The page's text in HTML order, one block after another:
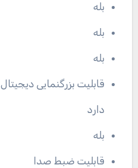
بله
بله
بله
قابلیت بزرگنمایی دیجیتال
دارد
بله
قابلیت ضبط صدا